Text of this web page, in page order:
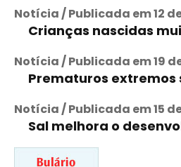
Notícia / Publicada em 12
Crianças nascidas
Notícia / Publicada em 19
Prematuros
Notícia / Publicada em 15
Sal melhora o